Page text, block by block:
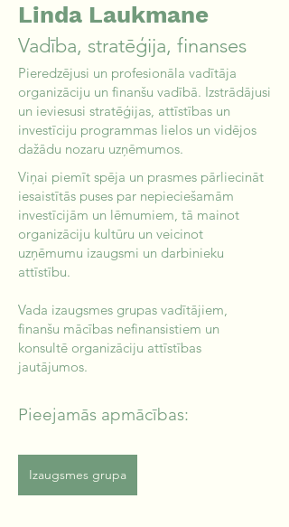
Linda Laukmane
Vadība, stratēģija, finanses
Pieredzējusi un profesionāla vadītāja
organizāciju un finanšu vadībā. Izstrādājusi
un ieviesusi stratēģijas, attīstības un
investīciju programmas lielos un vidējos
dažādu nozaru uzņēmumos.
Viņai piemīt spēja un prasmes pārliecināt
iesaistītās puses par nepieciešamām
investīcijām un lēmumiem, tā mainot
organizāciju kultūru un veicinot
uzņēmumu izaugsmi un darbinieku
attīstību.
Vada izaugsmes grupas vadītājiem,
finanšu mācības nefinansistiem un
konsultē organizāciju attīstības
jautājumos.
Pieejamās apmācības:
Izaugsmes grupa